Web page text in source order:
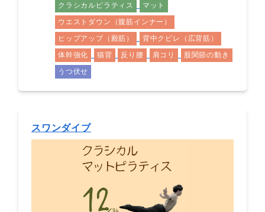
クラシカルピラティス
マット
ウエストダウン（腹筋インナー）
ヒップアップ（殿筋）
背中クビレ（広背筋）
体幹強化
猫背 反り腰 肩コリ
股関節の動き
うつ伏せ
スワンダイブ